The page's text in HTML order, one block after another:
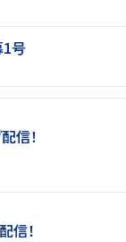
1号
信！
信！